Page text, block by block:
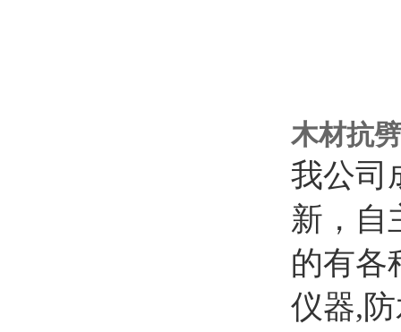
木材抗
我公司
新，自
的有各
仪器,